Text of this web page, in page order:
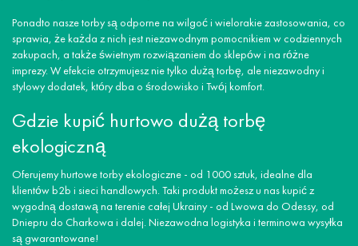
Ponadto nasze torby są odporne na wilgoć i wielorakie zastosowania, co
sprawia, że każda z nich jest niezawodnym pomocnikiem w codziennych
zakupach, a także świetnym rozwiązaniem do sklepów i na różne
imprezy. W efekcie otrzymujesz nie tylko dużą torbę, ale niezawodny i
stylowy dodatek, który dba o środowisko i Twój komfort.
Gdzie kupić hurtowo dużą torbę
ekologiczną
Oferujemy hurtowe torby ekologiczne - od 1000 sztuk, idealne dla
klientów b2b i sieci handlowych. Taki produkt możesz u nas kupić z
wygodną dostawą na terenie całej Ukrainy - od Lwowa do Odessy, od
Dniepru do Charkowa i dalej. Niezawodna logistyka i terminowa wysyłka
są gwarantowane!